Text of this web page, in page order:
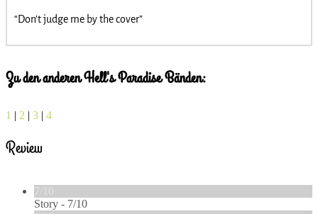
“Don’t judge me by the cover”
Zu den anderen Hell's Paradise Bänden:
1 | 2 | 3 | 4
Review
7/10
Story - 7/10